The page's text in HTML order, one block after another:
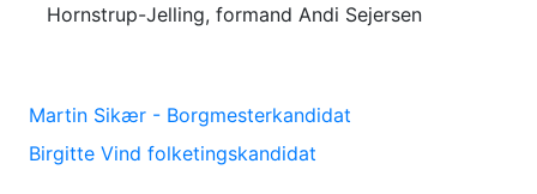
Hornstrup-Jelling, formand Andi Sejersen
Martin Sikær - Borgmesterkandidat
Birgitte Vind folketingskandidat